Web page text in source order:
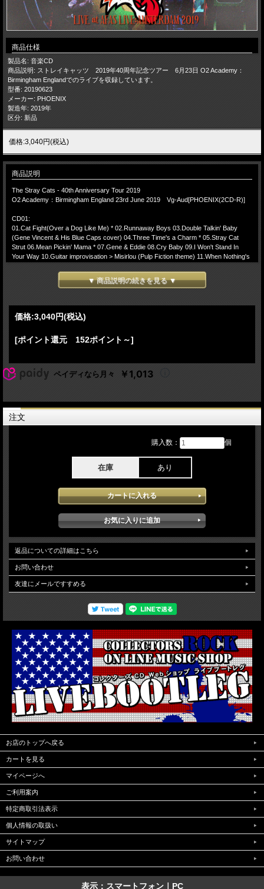
商品仕様
製品名: 音楽CD
商品説明: ストレイキャッツ 2019年40周年記念ツアー 6月23日 O2 Academy：
Birmingham Englandでのライブを収録しています。
型番: 20190623
メーカー: PHOENIX
製造年: 2019年
区分: 新品
価格:3,040円(税込)
商品説明
The Stray Cats - 40th Anniversary Tour 2019
O2 Academy：Birmingham England 23rd June 2019 Vg-Aud[PHOENIX(2CD-R)]
CD01:
01.Cat Fight(Over a Dog Like Me) * 02.Runnaway Boys 03.Double Talkin' Baby
(Gene Vincent & His Blue Caps cover) 04.Three Time's a Charm * 05.Stray Cat
Strut 06.Mean Pickin' Mama * 07.Gene & Eddie 08.Cry Baby 09.I Won't Stand In
Your Way 10.Guitar improvisation > Misirlou (Pulp Fiction theme) 11.When Nothing's
(vocals: Lee Rocker) 14.My One Desire (Dorsey Burnette cover) 15.Blast Off
01.Fishnet Stockings 02.Rock This Town 03.Encore Break
-(Encore)-
Music
ストレイキャッツ 2019年40周年記念ツアー 6月23日 O2 Academy：Birmingham
の熱気がダイレクトに伝わってくる最高に乗りの良い迫力あるコンサートとなって
います。Soundqualityは、Aud収録となっておりとても良質なソースが使用されダ
イレクト感 クリアー感ともに問題なくオーディエンスノイズの影響もなく高音質
▼ 商品説明の続きを見る ▼
価格:3,040円(税込)
[ポイント還元 152ポイント～]
ペイディなら月々 ￥1,013
注文
購入数： 個
在庫 あり
返品についての詳細はこちら
お問い合わせ
友達にメールですすめる
お店のトップへ戻る
カートを見る
マイページへ
ご利用案内
特定商取引法表示
個人情報の取扱い
サイトマップ
お問い合わせ
表示：スマートフォン｜ PC